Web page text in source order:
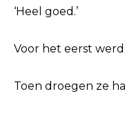
‘Heel goed.’
Voor het eerst
Toen droegen ze